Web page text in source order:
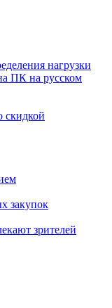
нагрузки
ПК на русском
скидкой
закупок
зрителей